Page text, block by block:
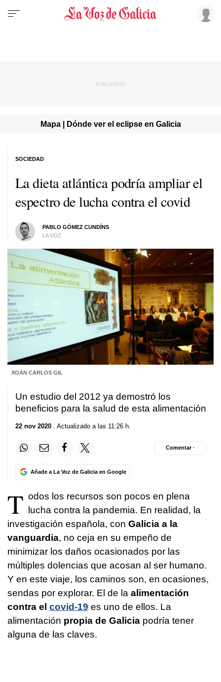
Mapa | Dónde ver el eclipse en Galicia
La dieta atlántica podría ampliar el
espectro de lucha contra el covid
PABLO GÓMEZ CUNDÍNS
LA VOZ
SOCIEDAD
XOÁN CARLOS GIL
Un estudio del 2012 ya demostró los
beneficios para la salud de esta alimentación
22 nov 2020 . Actualizado a las 11:26 h.
Añade a La Voz de Galicia en Google
Comentar ·
T odos los recursos son pocos en plena
lucha contra la pandemia. En realidad, la
investigación española, con Galicia a la
vanguardia, no ceja en su empeño de
minimizar los daños ocasionados por las
múltiples dolencias que acosan al ser humano.
Y en este viaje, los caminos son, en ocasiones,
sendas por explorar. El de la alimentación
contra el covid-19 es uno de ellos. La
alimentación propia de Galicia podría tener
alguna de las claves.